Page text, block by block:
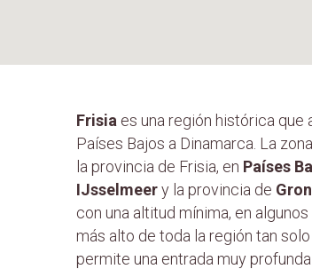
Frisia es una región histórica que
Países Bajos a Dinamarca. La
la provincia de Frisia, en Países
IJsselmeery la provincia de
con una altitud mínima, en
más alto de toda la región tan
permite una entrada muy